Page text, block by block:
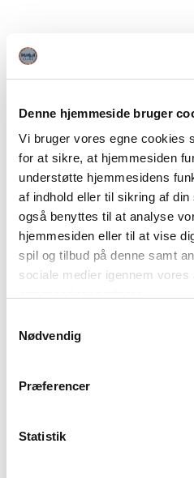
Denne hjemmeside bruger
Vi bruger vores egne cookies
for at sikre, at hjemmesiden
understøtte hjemmesidens
af indhold eller til sikring af
også benyttes til at analyse
hjemmesiden eller til at vise
spil og tilbud på denne samt
sociale medier igennem vores
Du kan læse mere om vores
"Detaljer" eller ved at klikke
Nødvendig
Præferencer
Statistik